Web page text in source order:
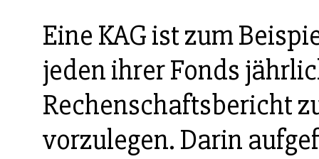
Eine KAG ist zum
jeden ihrer Fonds
Rechenschaftsbericht
vorzulegen. Darin